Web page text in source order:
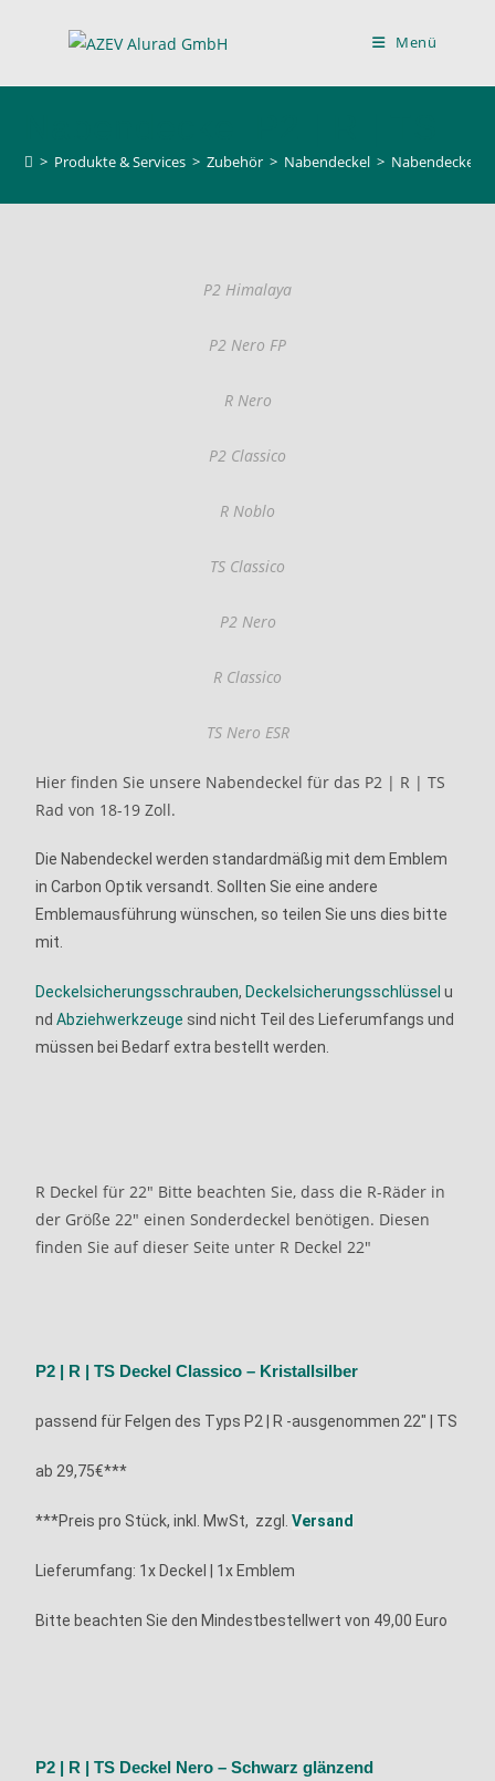
Menü
> Produkte & Services > Zubehör > Nabendeckel > Nabendeckel
P2 Himalaya
P2 Nero FP
R Nero
P2 Classico
R Noblo
TS Classico
P2 Nero
R Classico
TS Nero ESR
Hier finden Sie unsere Nabendeckel für das P2 | R | TS
Rad von 18-19 Zoll.
Die Nabendeckel werden standardmäßig mit dem Emblem
in Carbon Optik versandt. Sollten Sie eine andere
Emblemausführung wünschen, so teilen Sie uns dies bitte
mit.
Deckelsicherungsschrauben, Deckelsicherungsschlüssel u
ndAbziehwerkzeuge sind nicht Teil des Lieferumfangs und
müssen bei Bedarf extra bestellt werden.
R Deckel für 22" Bitte beachten Sie, dass die R-Räder in
der Größe 22" einen Sonderdeckel benötigen. Diesen
finden Sie auf dieser Seite unter R Deckel 22"
P2 | R | TS Deckel Classico – Kristallsilber
passend für Felgen des Typs P2 | R -ausgenommen 22″ | TS
ab 29,75€***
***Preis pro Stück, inkl. MwSt, zzgl.Versand
Lieferumfang: 1x Deckel | 1x Emblem
Bitte beachten Sie den Mindestbestellwert von 49,00 Euro
P2 | R | TS Deckel Nero – Schwarz glänzend